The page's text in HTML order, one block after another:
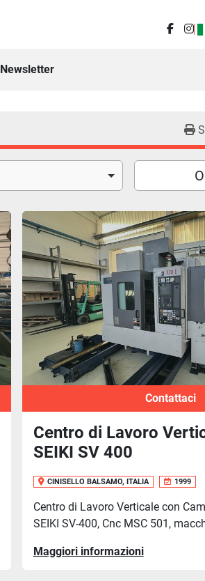
Newsletter
Contattaci
Centro di Lavoro
SEIKI SV 400
CINISELLO BALSAMO, ITALIA 1999
Centro di Lavoro Verticale con
SEIKI SV-400, Cnc MSC 501,
Maggiori informazioni